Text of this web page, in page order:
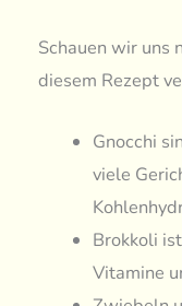
Schauen wir uns
diesem Rezept
Gnocchi
viele
Brokkoli
Vitamine